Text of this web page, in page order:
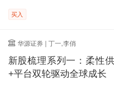
买入
华源证券 | 丁一,李俏
新股梳理系列一：柔性
+平台双轮驱动全球成长